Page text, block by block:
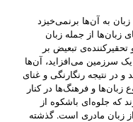
به آن‌ها برنمی‌خیزد
زبان‌ها از جمله زبان
تبعیض بر
سرزمین می‌افزاید، آن‌ها
در نتیجه رنگارنگی و غنای
و فرهنگ‌ها در کنار
که جلوه‌ای باشکوه از
زبان مادری است. گذشته